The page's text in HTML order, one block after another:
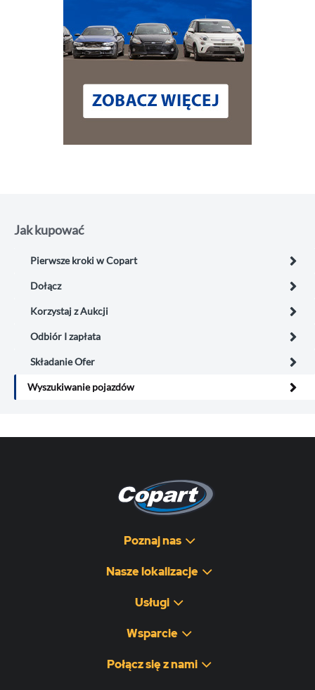
Jak kupować
Pierwsze kroki w Copart
Dołącz
Korzystaj z Aukcji
Odbiór I zapłata
Składanie Ofer
Wyszukiwanie pojazdów
Poznaj nas
Nasze lokalizacje
Usługi
Wsparcie
Połącz się z nami